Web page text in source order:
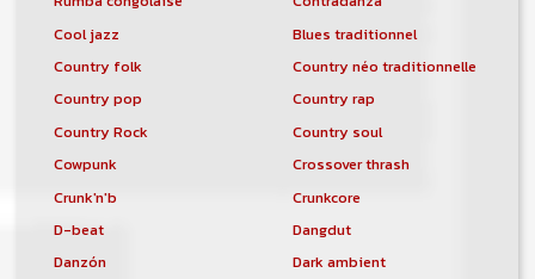
Cool jazz
Blues traditionnel
Country folk
Country néo traditionnelle
Country pop
Country rap
Country Rock
Country soul
Cowpunk
Crossover thrash
Crunk'n'b
Crunkcore
D-beat
Dangdut
Danzón
Dark ambient